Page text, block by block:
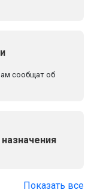
сообщат об
Показать все